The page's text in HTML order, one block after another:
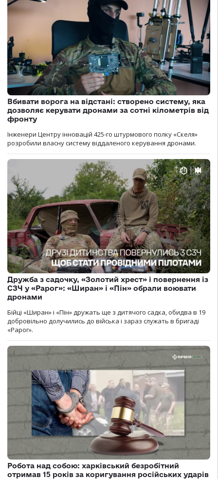
Вбивати ворога на відстані: створено систему, яка
дозволяє керувати дронами за сотні кілометрів від
фронту
Інженери Центру інновацій 425-го штурмового полку «Скеля»
розробили власну систему віддаленого керування дронами.
Дружба з садочку, «Золотий хрест» і повернення із
СЗЧ у «Рарог»: «Ширан» і «Пін» обрали воювати
дронами
Бійці «Ширан» і «Пін» дружать ще з дитячого садка, обидва в 19
добровільно долучились до війська і зараз служать в бригаді
«Рарог».
Робота над собою: харківський безробітний
отримав 15 років за коригування російських ударів